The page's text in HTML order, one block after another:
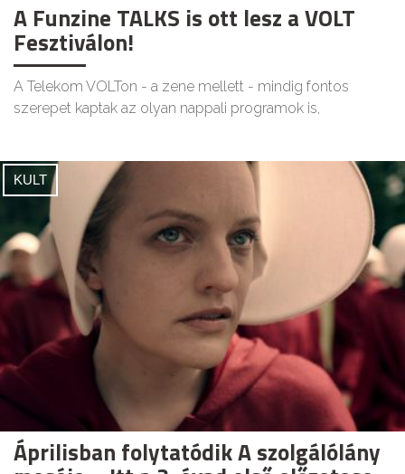
A Funzine TALKS is ott lesz a VOLT
Fesztiválon!
A Telekom VOLTon - a zene mellett - mindig fontos
szerepet kaptak az olyan nappali programok is,
KULT
Áprilisban folytatódik A szolgálólány